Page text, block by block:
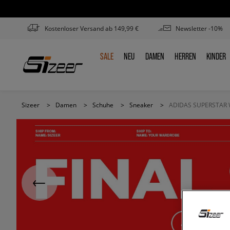
Kostenloser Versand ab 149,99 € Newsletter -10%
SALE
SALE NEU
NEU DAMEN
DAMEN HERREN
HERREN KINDER
KINDER
Sizeer > Damen > Schuhe > Sneaker > ADIDAS SUPERSTAR